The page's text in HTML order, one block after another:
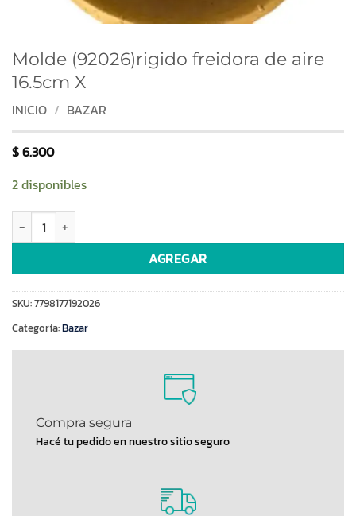
Molde (92026)rigido freidora de aire
16.5cm X
INICIO / BAZAR
$6.300
2 disponibles
Molde (92026)rigido freidora de aire 16.5cm X cantidad
AGREGAR
SKU:7798177192026
Categoría:Bazar
Compra segura
Hacé tu pedido en nuestro sitio seguro